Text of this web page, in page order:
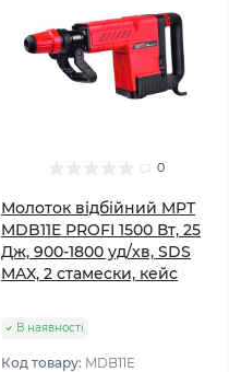
0
Молоток відбійний MPT
MDB11E PROFI 1500 Вт, 25
Дж, 900-1800 уд/хв, SDS
MAX, 2 стамески, кейс
В наявності
Код товару: MDB11E